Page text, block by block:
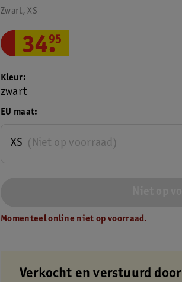
Zwart, XS
34.
95
EU maat
(Niet op voorraad)
XS
Kleur
zwart
Momenteel online niet op voorraad.
Verkocht en verstuurd door